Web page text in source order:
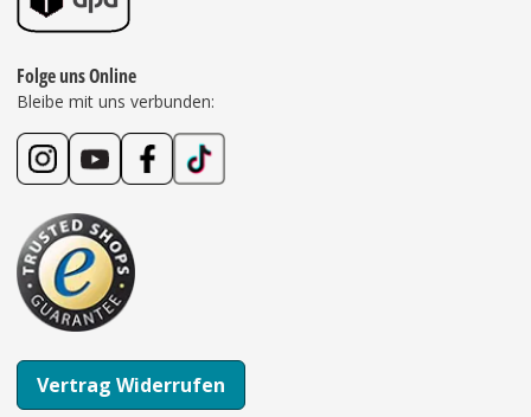
Folge uns Online
Bleibe mit uns verbunden:
Vertrag Widerrufen